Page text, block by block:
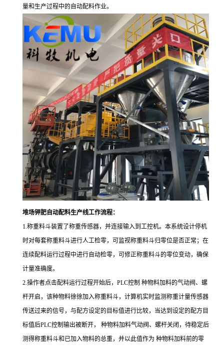
量和生产过程中的自动配料作业。
堆场钾肥自动配料生产线工作流程：
1.称重料斗装置了称重传感器，并连接输入到工控机。本系统设计停机
时对每套称重料斗进行人工检零，可监视称重料斗归零位是否正常；在
连续配料运行过程中进行自动检零，可修正称重料斗的零位变动，确保
计量准确度。
2.操作者点击配料运行过程开始后， PLC控制 种物料加料的气动阀、螺
杆开启，该种物料徐徐加入称重料斗，计算机实时监测称重计量传感器
传送过来的信号，与配方设定的目标值进行比较，当达到设定的配方目
标值后PLC控制输出被断开， 种物料加料气动阀、螺杆关闭，待稳定后
测得称重料斗和已加入物料的总重，并以此值作为 种物料加料前的零